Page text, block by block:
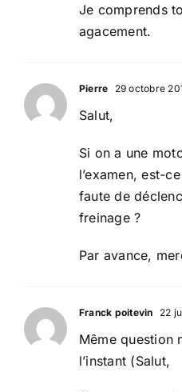
Je comprends
agacement.
Pierre 29 octobre
Salut,
Si on a une
l’examen, est-
faute de
freinage ?
Par avance,
Franck poitevin 22
Même question
l’instant (Salut,